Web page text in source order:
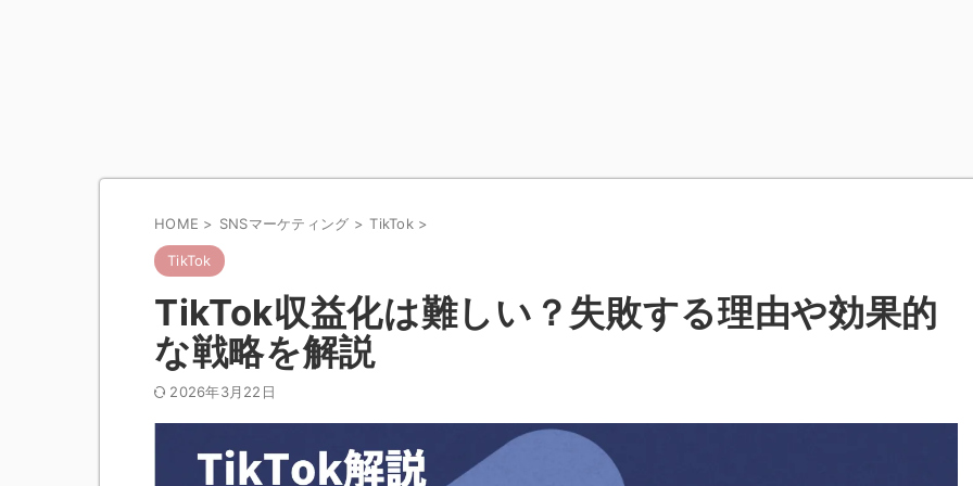
HOME > SNSマーケティング > TikTok >
TikTok
TikTok収益化は難しい？失敗する理由や効果的
な戦略を解説
2026年3月22日